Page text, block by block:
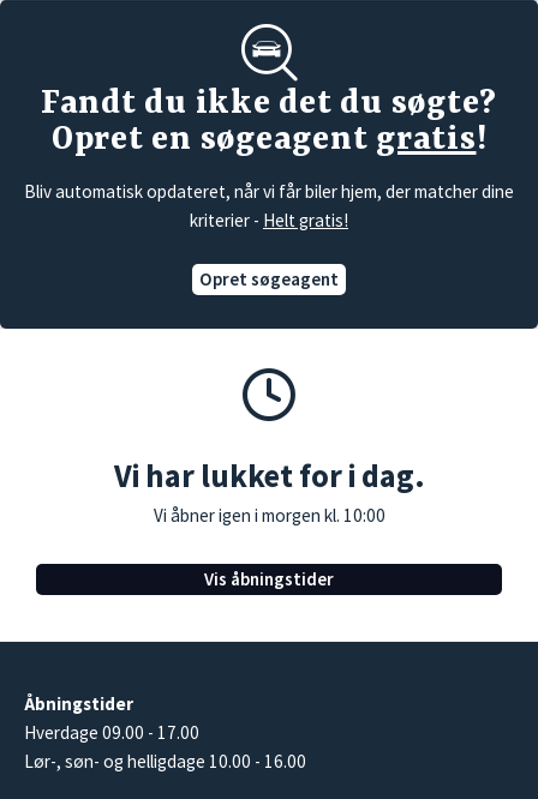
Fandt du ikke det du søgte?
Opret en søgeagent gratis!
Bliv automatisk opdateret, når vi får biler hjem, der matcher dine
kriterier - Helt gratis!
Opret søgeagent
Vi har lukket for i dag.
Vi åbner igen i morgen kl. 10:00
Vis åbningstider
Åbningstider
Hverdage 09.00 - 17.00
Lør-, søn- og helligdage 10.00 - 16.00